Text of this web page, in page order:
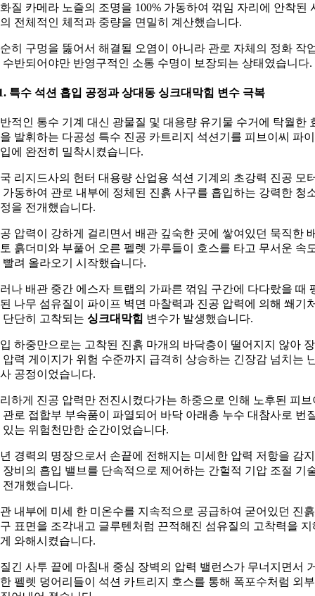
질 카메라 노즐의 조명을 100% 가동하여 꺾임 자리에 안착된
전체적인 체적과 중량을 면밀히 계산했습니다.
히 구멍을 뚫어서 해결될 오염이 아니라 관로 자체의 정화 작
수반되어야만 반영구적인 소통 수명이 보장되는 상태였습니다.
특수 석션 흡입 공정과 상대동 싱크대막힘 변수 극복
적인 통수 기계 대신 광물질 및 대용량 유기물 수거에 탁월한
발휘하는 다공성 특수 진공 카트리지 석션기를 피브이씨 파
에 완전히 밀착시켰습니다.
리지드사의 헌터 대용량 산업용 석션 기계의 초강력 진공 모
가동하여 관로 내부에 정체된 진흙 사구를 흡입하는 강력한 청
을 전개했습니다.
압력이 강하게 걸리면서 배관 깊숙한 곳에 쌓여있던 묵직한
흙더미와 부풀어 오른 펠렛 가루들이 호스를 타고 무서운 속
빨려 올라오기 시작했습니다.
나 배관 중간 에스자 트랩의 가파른 꺾임 구간에 다다랐을 때
나무 섬유질이 파이프 벽면 마찰력과 진공 압력에 의해 쐐기
단단히 고착되는 싱크대막힘 변수가 발생했습니다.
하중만으로는 고착된 진흙 마개의 바닥층이 떨어지지 않아
압력 게이지가 위험 수준까지 급격히 상승하는 긴장감 넘치는
공정이었습니다.
하게 진공 압력만 전진시켰다가는 하중으로 인해 노후된 피브
관로 접합부 부속품이 파열되어 바닥 아래층 누수 대참사로 번
있는 위험천만한 순간이었습니다.
경력의 명장으로서 손끝에 전해지는 미세한 압력 저항을 감
장비의 흡입 밸브를 단속적으로 제어하는 간헐적 기압 조절 기
전개했습니다.
내부에 미세 한 미온수를 지속적으로 공급하여 굳어있던 진흙
표면을 조각내고 글루텐처럼 끈적해진 섬유질의 고착력을 지
와해시켰습니다.
긴 사투 끝에 마침내 중심 장벽의 압력 밸런스가 무너지면서
펠렛 덩어리들이 석션 카트리지 호스를 통해 폭포수처럼 외